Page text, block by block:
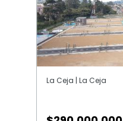
La Ceja | La Ceja